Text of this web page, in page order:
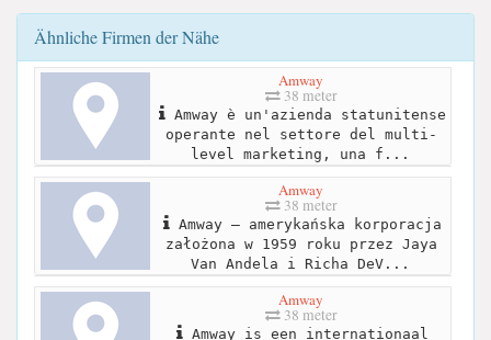
Ähnliche Firmen der Nähe
Amway
38 meter
Amway è un'azienda statunitense
operante nel settore del multi-
level marketing, una f...
Amway
38 meter
Amway – amerykańska korporacja
założona w 1959 roku przez Jaya
Van Andela i Richa DeV...
Amway
38 meter
Amway is een internationaal